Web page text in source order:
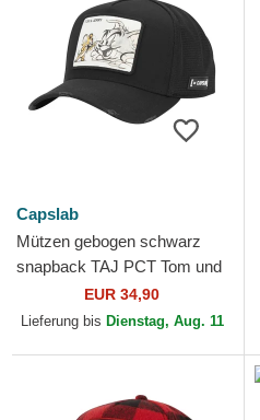
Capslab
Mützen gebogen schwarz
snapback TAJ PCT Tom und
Jerry Looney Tunes von
Capslab
EUR 34,90
Lieferung bis Dienstag, Aug. 11